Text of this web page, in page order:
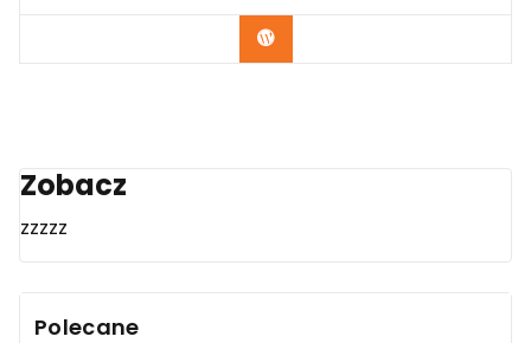
Zobacz
Zobacz
zzzzz
Polecane